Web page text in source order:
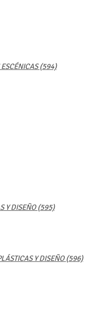
ESCÉNICAS (594)
Y DISEÑO (595)
Y DISEÑO (596)